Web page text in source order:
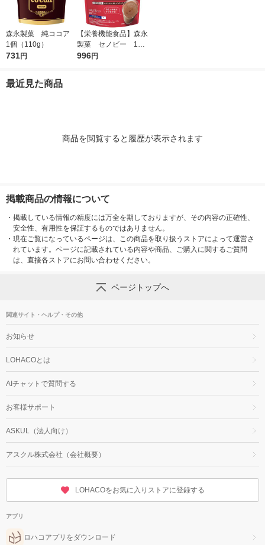
森永製菓 純ココア
1個（110g）
731円
【栄養機能食品】森永
製菓 セノビー 1袋
（180g）
996円
最近見た商品
商品を閲覧すると履歴が表示されます
掲載商品の情報について
・ 掲載している情報の精度には万全を期しておりますが、その内容の正確性、
安全性、有用性を保証するものではありません。
・ 現在ご覧になっているページは、この商品を取り扱うストアによって運営さ
れています。ページに記載されている内容や商品、ご購入に関するご質問
は、直接各ストアにお問い合わせください。
ページトップへ
関連サイト・ヘルプ・その他
お知らせ
LOHACOとは
AIチャットで質問する
お客様サポート
ASKUL（法人向け）
アスクル株式会社（会社概要）
LOHACOをお気に入りストアに登録する
アプリ
ロハコアプリをダウンロード